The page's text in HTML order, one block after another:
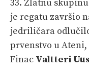
33. Zlatnu
je regatu završio
jedriličara
prvenstvo u
Finac Valtteri